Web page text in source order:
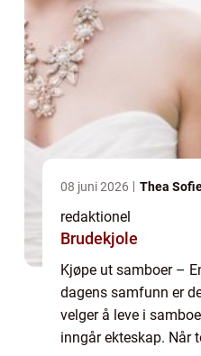
08 juni 2026 Thea
redaktionel
Brudekjole
Kjøpe ut samboer –
dagens samfunn er
velger å leve i
inngår ekteskap. Når